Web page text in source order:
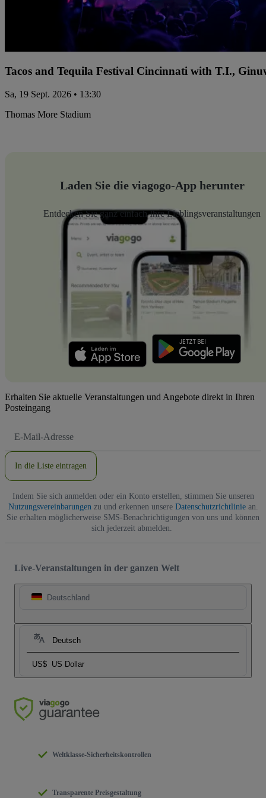
Tacos and Tequila Festival Cincinnati with T.I.,
Sa, 19 Sept. 2026 • 13:30
Thomas More Stadium
Laden Sie die viagogo-App herunter
Entdecken Sie ganz einfach Ihre Lieblingsveranstaltungen
Erhalten Sie aktuelle Veranstaltungen und Angebote direkt in Ihren
Posteingang
Mail-
In die Liste eintragen
Indem Sie sich anmelden oder ein Konto erstellen, stimmen Sie unseren
Nutzungsvereinbarungenzu und erkennen unsere Datenschutzrichtliniean.
Sie erhalten möglicherweise SMS-Benachrichtigungen von uns und können
sich jederzeit abmelden.
Live-Veranstaltungen in der ganzen Welt
Deutschland
Deutsch
US$ US Dollar
Weltklasse-Sicherheitskontrollen
Transparente Preisgestaltung